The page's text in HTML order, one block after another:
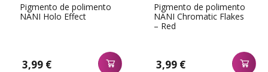
Pigmento de polimento
NANI Holo Effect
3,99 €
Pigmento de polimento
NANI Chromatic Flakes
– Red
3,99 €